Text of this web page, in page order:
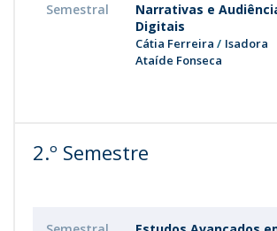
Semestral
Narrativas e
Digitais
Cátia Ferreira
Isadora
Ataíde Fonseca
2.º Semestre